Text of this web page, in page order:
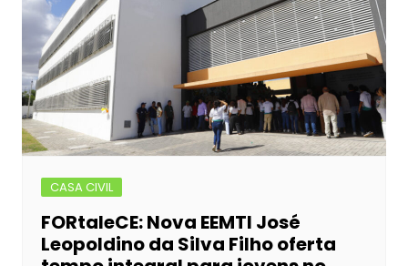
CASA CIVIL
FORtaleCE: Nova EEMTI José
Leopoldino da Silva Filho oferta